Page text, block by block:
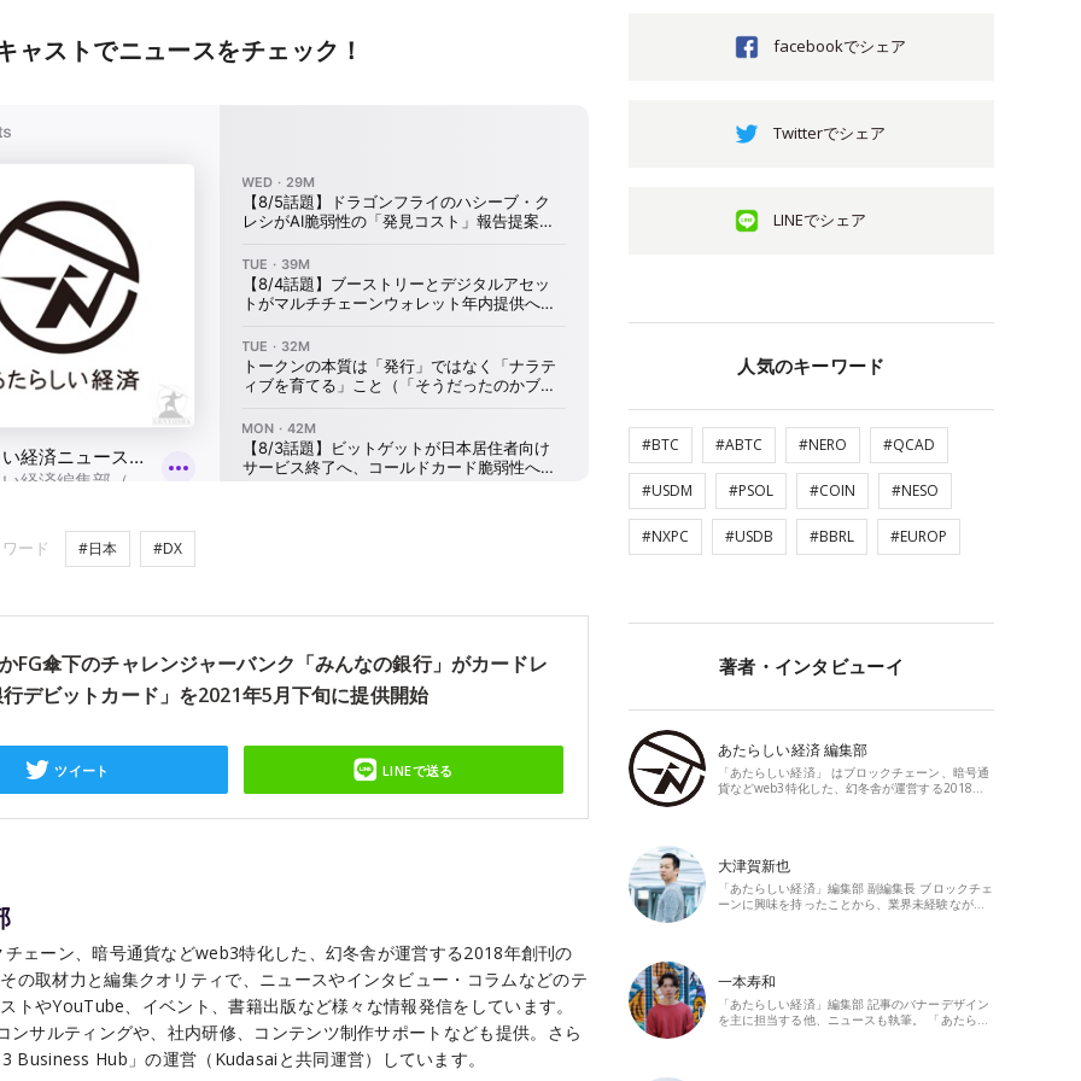
ャストでニュースをチェック！
ード #日本 #DX
FG傘下のチャレンジャーバンク「みんなの銀行」がカードレ
デビットカード」を2021年5月下旬に提供開始
ツイート LINEで送る
ェーン、暗号通貨などweb3特化した、幻冬舎が運営する2018年創刊の
の取材力と編集クオリティで、ニュースやインタビュー・コラムなどのテ
トやYouTube、イベント、書籍出版など様々な情報発信をしています。
ンサルティングや、社内研修、コンテンツ制作サポートなども提供。さら
Business Hub」の運営（Kudasaiと共同運営）しています。
facebookでシェア
Twitterでシェア
LINEでシェア
人気のキーワード
#BTC #ABTC #NERO #QCAD
#USDM #PSOL #COIN #NESO
#NXPC #USDB #BBRL #EUROP
著者・インタビューイ
あたらしい経済 編集部
「あたらしい経済」 はブロックチェーン、暗号通
貨などweb3特化した、幻冬舎が運営する2018…
大津賀新也
「あたらしい経済」編集部 副編集長 ブロックチェ
ーンに興味を持ったことから、業界未経験なが…
一本寿和
「あたらしい経済」編集部 記事のバナーデザイン
を主に担当する他、ニュースも執筆。 「あたら…